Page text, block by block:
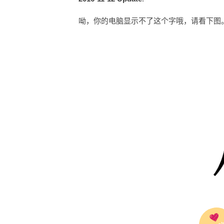
呦，你的电脑显示不了这个字哦，请看下图